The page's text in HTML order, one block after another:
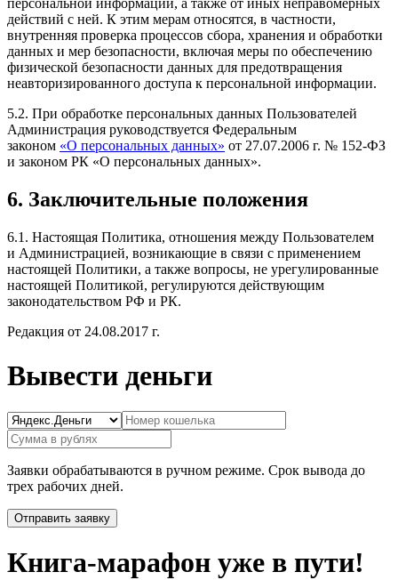
персональной информации, а также от иных неправомерных
действий с ней. К этим мерам относятся, в частности,
внутренняя проверка процессов сбора, хранения и обработки
данных и мер безопасности, включая меры по обеспечению
физической безопасности данных для предотвращения
неавторизированного доступа к персональной информации.
5.2. При обработке персональных данных Пользователей
Администрация руководствуется Федеральным
законом «О персональных данных» от 27.07.2006 г. № 152-ФЗ
и законом РК «О персональных данных».
6. Заключительные положения
6.1. Настоящая Политика, отношения между Пользователем
и Администрацией, возникающие в связи с применением
настоящей Политики, а также вопросы, не урегулированные
настоящей Политикой, регулируются действующим
законодательством РФ и РК.
Редакция от 24.08.2017 г.
Вывести деньги
Заявки обрабатываются в ручном режиме. Срок вывода до
трех рабочих дней.
Книга-марафон уже в пути!